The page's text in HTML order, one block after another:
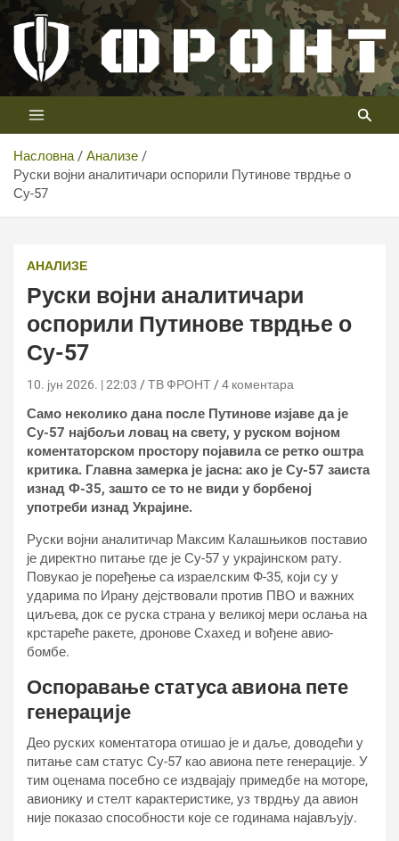
Скип
цонтент
Телевизија ФРОНТ
Први војни канал у Србији
Насловна
Анализе
Руски војни аналитичари оспорили Путинове тврдње о
Су-57
АНАЛИЗЕ
Руски војни аналитичари
оспорили Путинове тврдње о
Су-57
10. јун 2026. | 22:03 ТВ ФРОНТ 4 коментара
Само неколико дана после Путинове изјаве да је
Су-57 најбољи ловац на свету, у руском војном
коментаторском простору појавила се ретко оштра
критика. Главна замерка је јасна: ако је Су-57 заиста
изнад Ф-35, зашто се то не види у борбеној
употреби изнад Украјине.
Руски војни аналитичар Максим Калашњиков поставио
је директно питање где је Су-57 у украјинском рату.
Повукао је поређење са израелским Ф-35, који су у
ударима по Ирану дејствовали против ПВО и важних
циљева, док се руска страна у великој мери ослања на
крстареће ракете, дронове Схахед и вођене авио-
бомбе.
Оспоравање статуса авиона пете
генерације
Део руских коментатора отишао је и даље, доводећи у
питање сам статус Су-57 као авиона пете генерације. У
тим оценама посебно се издвајају примедбе на моторе,
авионику и стелт карактеристике, уз тврдњу да авион
није показао способности које се годинама најављују.